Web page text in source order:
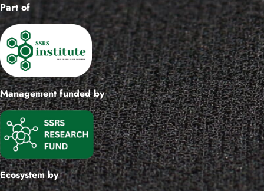
Part of
Management funded by
Ecosystem by